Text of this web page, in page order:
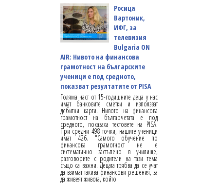
Росица
Вартоник,
ИФГ, за
телевизия
Bulgaria ON
AIR: Нивото на финансова
грамотност на българските
ученици е под средното,
показват резултатите от PISA
Голяма част от 15-годишните деца у нас
имат банковите сметки и използват
дебитни карти. Нивото на финансова
грамотност на българчетата е под
средното, показаха тестовете на PISA.
При средни 498 точки, нашите ученици
имат 426. "Самото обучение по
финансова грамотност не е
систематично застъпено в училище,
разговорите с родители на тази тема
също са важни. Децата трябва да се учат
да взимат такива финансови решения, за
да живеят живота, който